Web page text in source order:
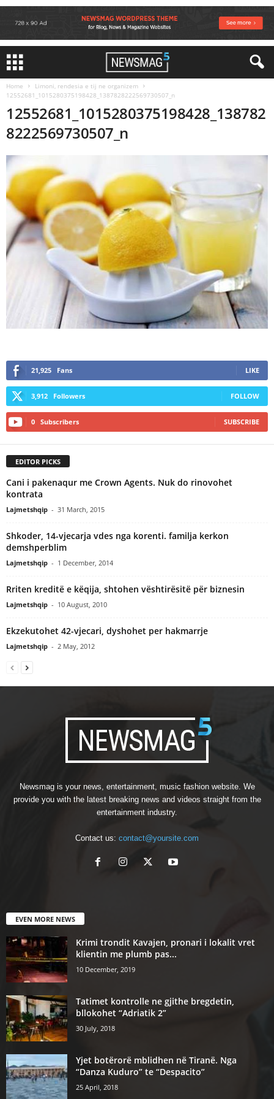
Home
Limoni, rendesia e tij ne organizem
12552681_1015280375198428_1387828222569730507_n
12552681_1015280375198428_138782
8222569730507_n
21,925 Fans LIKE
3,912 Followers FOLLOW
0 Subscribers SUBSCRIBE
EDITOR PICKS
Cani i pakenaqur me Crown Agents. Nuk do rinovohet
kontrata
Lajmetshqip - 31 March, 2015
Shkoder, 14-vjecarja vdes nga korenti. familja kerkon
demshperblim
Lajmetshqip - 1 December, 2014
Rriten kreditë e këqija, shtohen vështirësitë për biznesin
Lajmetshqip - 10 August, 2010
Ekzekutohet 42-vjecari, dyshohet per hakmarrje
Lajmetshqip - 2 May, 2012
Newsmag is your news, entertainment, music fashion website. We
provide you with the latest breaking news and videos straight from the
entertainment industry.
Contact us: contact@yoursite.com
EVEN MORE NEWS
Krimi trondit Kavajen, pronari i lokalit vret
klientin me plumb pas...
10 December, 2019
Tatimet kontrolle ne gjithe bregdetin,
bllokohet “Adriatik 2”
30 July, 2018
Yjet botërorë mblidhen në Tiranë. Nga
“Danza Kuduro” te “Despacito”
25 April, 2018